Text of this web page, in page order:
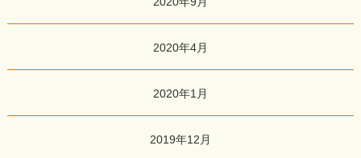
2020年4月
2020年1月
2019年12月